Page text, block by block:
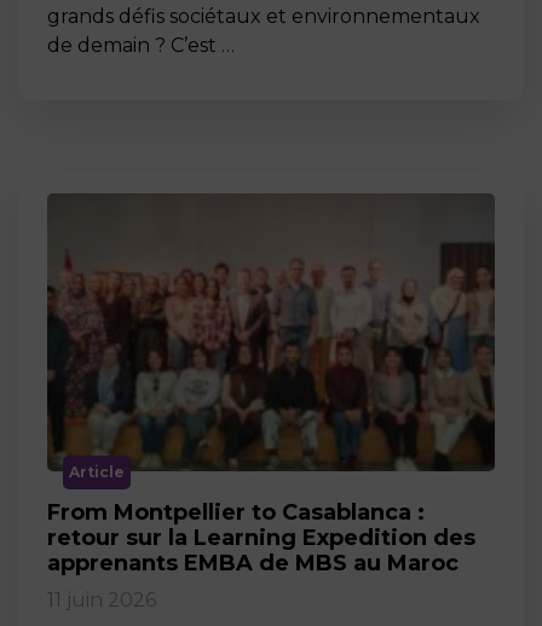
grands défis sociétaux et environnementaux
de demain ? C’est …
Article
From Montpellier to Casablanca :
retour sur la Learning Expedition des
apprenants EMBA de MBS au Maroc
11 juin 2026